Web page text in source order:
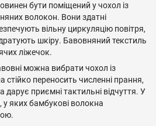
бути поміщений у чохол із
волокон. Вони здатні
вільну циркуляцію повітря,
шкіру. Бавовняний текстиль
ліжечок.
можна вибрати чохол із
переносить численні прання,
приємні тактильні відчуття. У
яких бамбукові волокна